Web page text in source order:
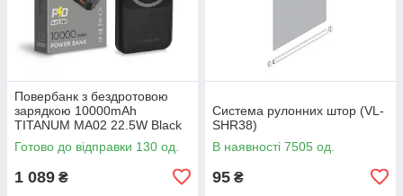
Повербанк з бездротовою
зарядкою 10000mAh
TITANUM MA02 22.5W Black
Готово до відправки 130 од.
1 089 ₴
Система рулонних штор (VL-
SHR38)
В наявності 7505 од.
95 ₴